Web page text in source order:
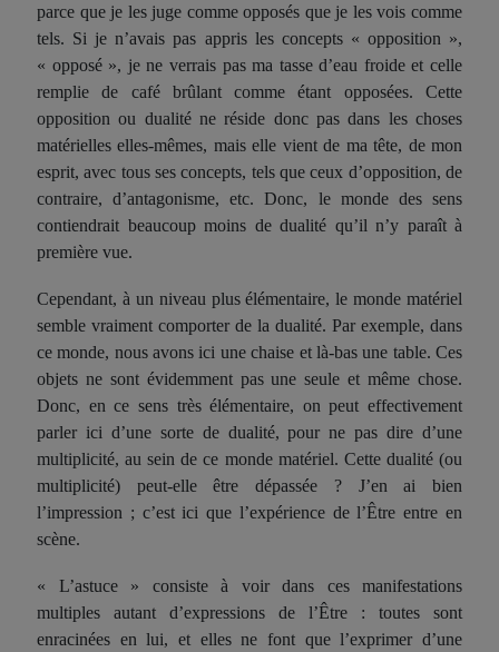
parce que je les juge comme opposés que je les vois comme
tels. Si je n’avais pas appris les concepts « opposition »,
« opposé », je ne verrais pas ma tasse d’eau froide et celle
remplie de café brûlant comme étant opposées. Cette
opposition ou dualité ne réside donc pas dans les choses
matérielles elles-mêmes, mais elle vient de ma tête, de mon
esprit, avec tous ses concepts, tels que ceux d’opposition, de
contraire, d’antagonisme, etc. Donc, le monde des sens
contiendrait beaucoup moins de dualité qu’il n’y paraît à
première vue.
Cependant, à un niveau plus élémentaire, le monde matériel
semble vraiment comporter de la dualité. Par exemple, dans
ce monde, nous avons ici une chaise et là-bas une table. Ces
objets ne sont évidemment pas une seule et même chose.
Donc, en ce sens très élémentaire, on peut effectivement
parler ici d’une sorte de dualité, pour ne pas dire d’une
multiplicité, au sein de ce monde matériel. Cette dualité (ou
multiplicité) peut-elle être dépassée ? J’en ai bien
l’impression ; c’est ici que l’expérience de l’Être entre en
scène.
« L’astuce » consiste à voir dans ces manifestations
multiples autant d’expressions de l’Être : toutes sont
enracinées en lui, et elles ne font que l’exprimer d’une